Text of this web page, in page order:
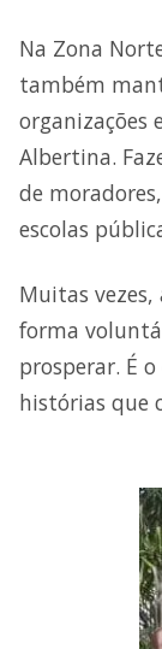
Na Zona
também
organizações
Albertina.
de
escolas
Muitas vezes,
forma
prosperar. É
histórias que